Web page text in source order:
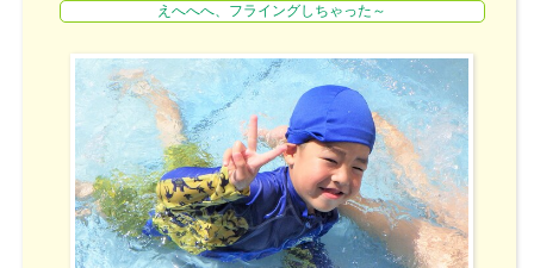
えへへへ、フライングしちゃった～